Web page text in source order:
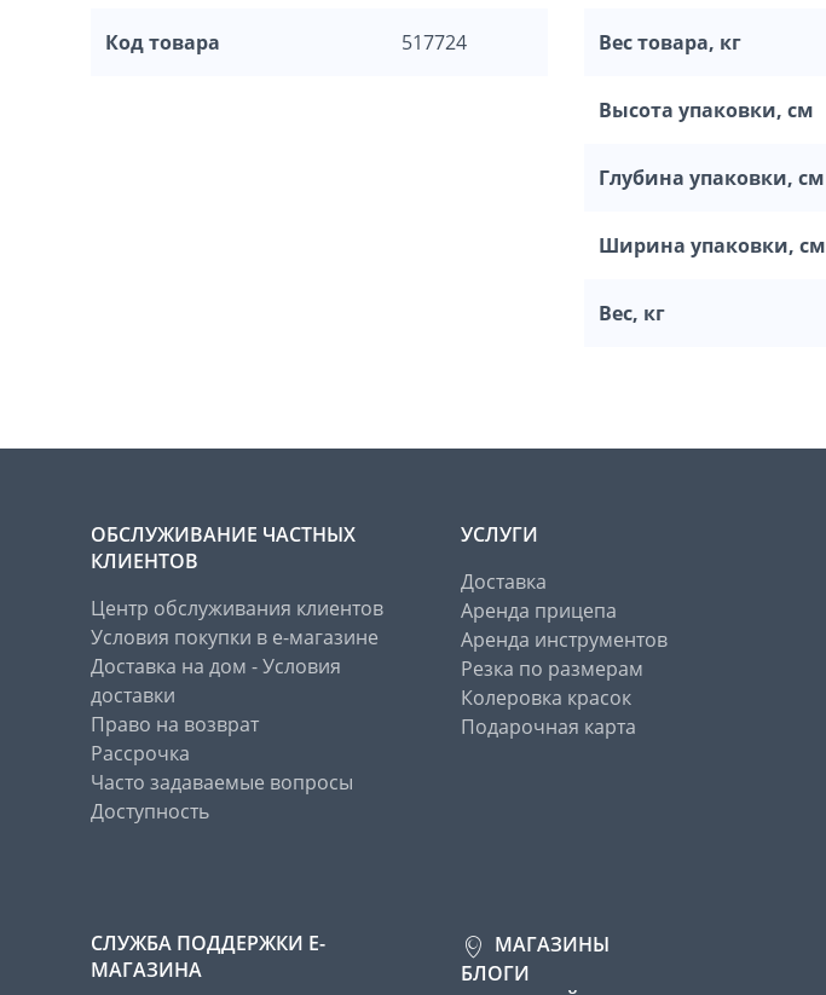
Код товара 517724 Вес товара, кг
Высота упаковки, см
Глубина упаковки, см
Ширина упаковки, см
Вес, кг
ОБСЛУЖИВАНИЕ ЧАСТНЫХ
КЛИЕНТОВ
Центр обслуживания клиентов
Условия покупки в е-магазине
Доставка на дом - Условия
доставки
Право на возврат
Рассрочка
Часто задаваемые вопросы
Доступность
УСЛУГИ
Доставка
Аренда прицепа
Аренда инструментов
Резка по размерам
Колеровка красок
Подарочная карта
СЛУЖБА ПОДДЕРЖКИ Е-
МАГАЗИНА
МАГАЗИНЫ
БЛОГИ